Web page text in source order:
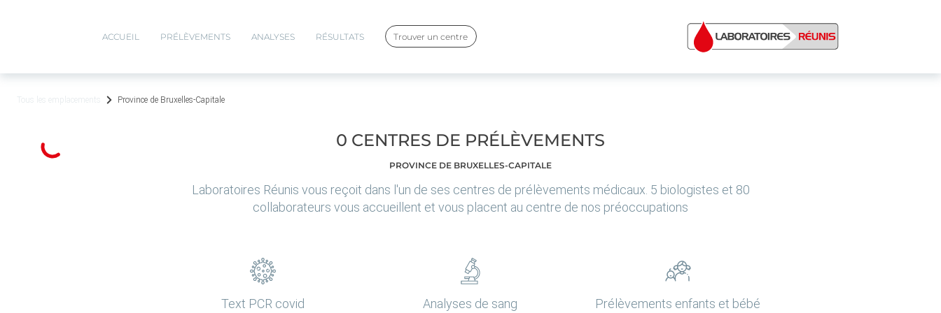
ACCUEIL PRÉLÈVEMENTS ANALYSES RÉSULTATS Trouver un centre
Tous les emplacements Province de Bruxelles-Capitale
0 CENTRES DE PRÉLÈVEMENTS
PROVINCE DE BRUXELLES-CAPITALE
Laboratoires Réunis vous reçoit dans l'un de ses centres de prélèvements médicaux. 5 biologistes et 80
collaborateurs vous accueillent et vous placent au centre de nos préoccupations
Text PCR covid Analyses de sang Prélèvements enfants et bébé